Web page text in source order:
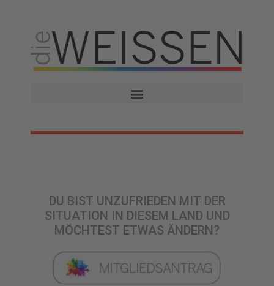
DU BIST UNZUFRIEDEN MIT DER
SITUATION IN DIESEM LAND UND
MÖCHTEST ETWAS ÄNDERN?